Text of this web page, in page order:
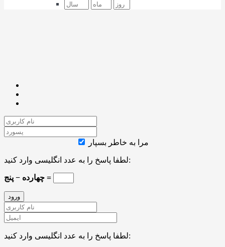
مرا به خاطر بسپار
لطفا پاسخ را به عدد انگلیسی وارد کنید:
چهارده − پنج =
لطفا پاسخ را به عدد انگلیسی وارد کنید: